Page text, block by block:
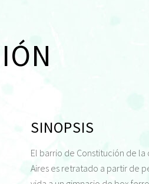
SINOPSIS
El barrio de Constitución de
Aires es retratado a partir de